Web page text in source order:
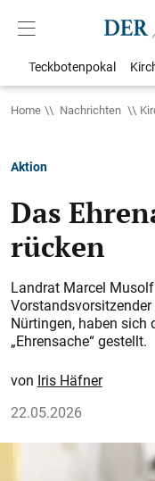
Teckbotenpokal
Home Nachrichten
Aktion
Das
rücken
Landrat Marcel
Nürtingen, haben sich
„Ehrensache“ gestellt.
Iris Häfner
22.05.2026